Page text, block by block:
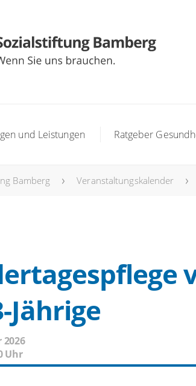
und Leistungen Ratgeber
Bamberg Veranstaltungskalender
Jährige
2026
Uhr